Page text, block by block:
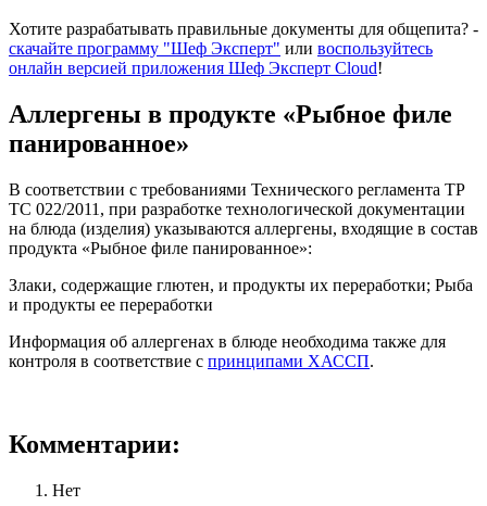
Хотите разрабатывать правильные документы для общепита? -
скачайте программу "Шеф Эксперт" или воспользуйтесь
онлайн версией приложения Шеф Эксперт Cloud!
Аллергены в продукте «Рыбное филе
панированное»
В соответствии с требованиями Технического регламента ТР
ТС 022/2011, при разработке технологической документации
на блюда (изделия) указываются аллергены, входящие в состав
продукта «Рыбное филе панированное»:
Злаки, содержащие глютен, и продукты их переработки; Рыба
и продукты ее переработки
Информация об аллергенах в блюде необходима также для
контроля в соответствие с принципами ХАССП.
Комментарии:
Нет